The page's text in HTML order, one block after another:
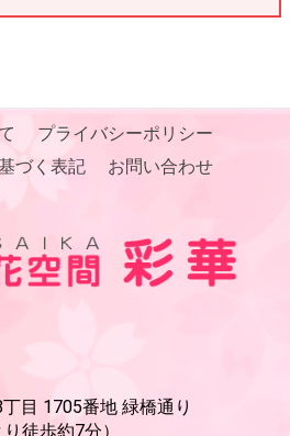
プライバシーポリシー
づく表記
お問い合わせ
目 1705番地 緑橋通り
徒歩約7分）